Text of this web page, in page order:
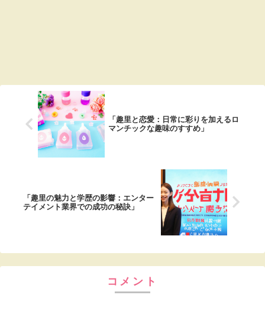
「趣里と恋愛：日常に彩りを加えるロ
マンチックな趣味のすすめ」
「趣里の魅力と学歴の影響：エンター
テイメント業界での成功の秘訣」
コメント